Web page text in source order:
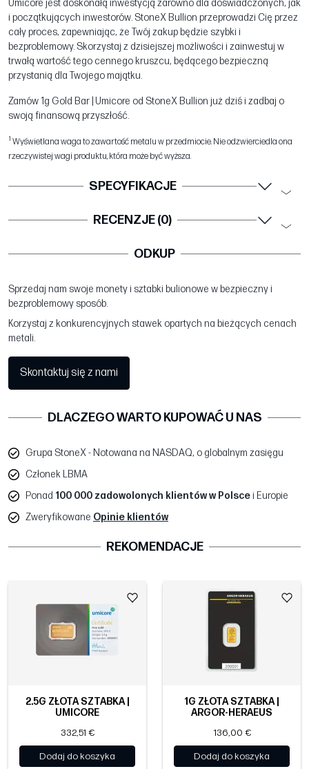
Umicore jest doskonałą inwestycją zarówno dla doświadczonych, jak
i początkujących inwestorów. StoneX Bullion przeprowadzi Cię przez
cały proces, zapewniając, że Twój zakup będzie szybki i
bezproblemowy. Skorzystaj z dzisiejszej możliwości i zainwestuj w
trwałą wartość tego cennego kruszcu, będącego bezpieczną
przystanią dla Twojego majątku.
Zamów 1g Gold Bar | Umicore od StoneX Bullion już dziś i zadbaj o
swoją finansową przyszłość.
1 Wyświetlana waga to zawartość metalu w przedmiocie. Nie odzwierciedla ona
rzeczywistej wagi produktu, która może być wyższa.
SPECYFIKACJE
RECENZJE (0)
ODKUP
Sprzedaj nam swoje monety i sztabki bulionowe w bezpieczny i
bezproblemowy sposób.
Korzystaj z konkurencyjnych stawek opartych na bieżących cenach
metali.
Skontaktuj się z nami
DLACZEGO WARTO KUPOWAĆ U NAS
Grupa StoneX - Notowana na NASDAQ, o globalnym zasięgu
Członek LBMA
Ponad 100 000 zadowolonych klientów w Polscei Europie
Zweryfikowane Opinie klientów
REKOMENDACJE
2.5G ZŁOTA SZTABKA |
UMICORE
332,51 €
Dodaj do koszyka
1G ZŁOTA SZTABKA |
ARGOR-HERAEUS
136,00 €
Dodaj do koszyka